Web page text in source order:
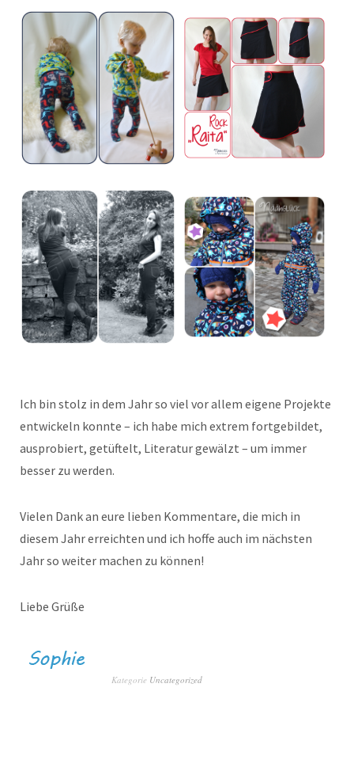
Ich bin stolz in dem Jahr so viel vor allem eigene Projekte
entwickeln konnte – ich habe mich extrem fortgebildet,
ausprobiert, getüftelt, Literatur gewälzt – um immer
besser zu werden.
Vielen Dank an eure lieben Kommentare, die mich in
diesem Jahr erreichten und ich hoffe auch im nächsten
Jahr so weiter machen zu können!
Liebe Grüße
Kategorie Uncategorized